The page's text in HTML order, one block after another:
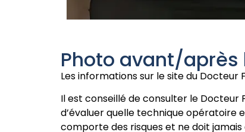
Photo avant/
Les informations sur le site du Docteur
Il est conseillé de consulter le
d’évaluer quelle technique opératoire
comporte des risques et ne doit